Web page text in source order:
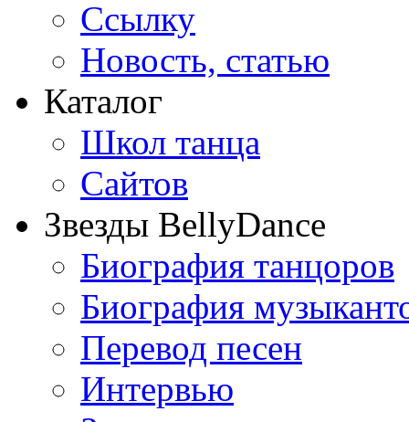
Ссылку
Новость, статью
Каталог
Школ танца
Сайтов
Звезды BellyDance
Биография танцоров
Биография
Перевод песен
Интервью